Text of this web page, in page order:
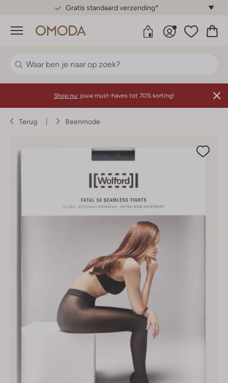
Gratis standaard verzending*
Menu
Shop nu: jouw must-haves tot 70% korting!
Terug Beenmode